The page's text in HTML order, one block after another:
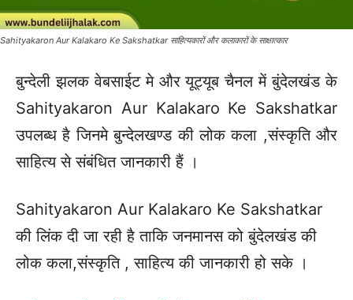
Sahityakaron Aur Kalakaro Ke Sakshatkar साहित्यकारों और कलाकारों के साक्षात्कार
बुन्देली झलक वेबसाईट मे और यूट्यूब चैनल में बुंदेलखंड के
Sahityakaron Aur Kalakaro Ke Sakshatkar
उपलब्ध है जिनमे बुन्देलखण्ड की लोक कला ,संस्कृति और
साहित्य से संबंधित जानकारी हैं ।
Sahityakaron Aur Kalakaro Ke Sakshatkar
की लिंक दी जा रही है ताकि जनमानस को बुंदेलखंड की
लोक कला,संस्कृति , साहित्य की जानकारी हो सके ।